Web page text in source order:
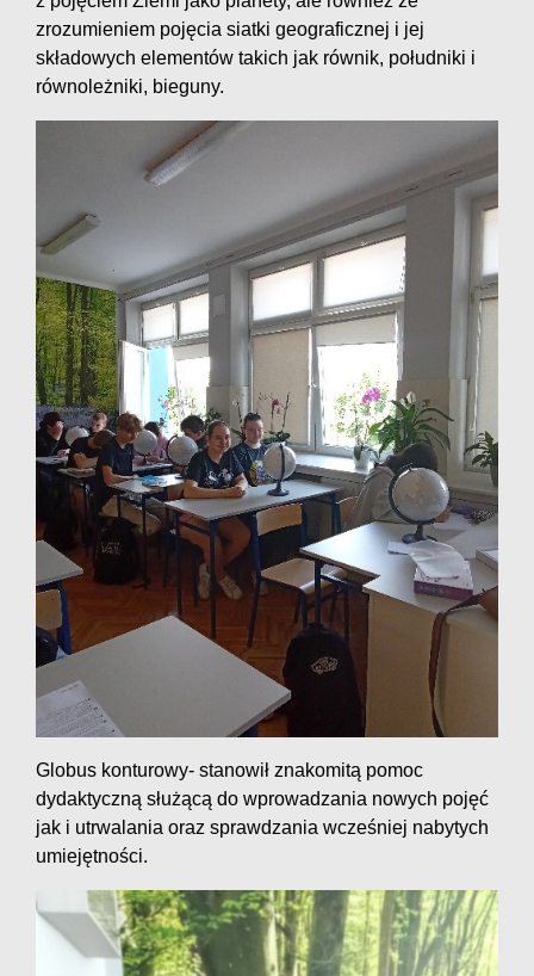
zrozumieniem pojęcia siatki geograficznej i jej
składowych elementów takich jak równik, południki i
równoleżniki, bieguny.
Globus konturowy- stanowił znakomitą pomoc
dydaktyczną służącą do wprowadzania nowych pojęć
jak i utrwalania oraz sprawdzania wcześniej nabytych
umiejętności.